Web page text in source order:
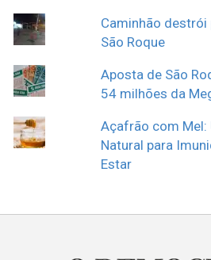
Caminhão
São Roque
Aposta de São
54 milhões da
Açafrão com Mel:
Natural para
Estar